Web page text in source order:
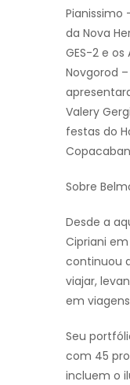
Pianissimo
da Nova
GES-2 e
Novgorod
Valery
festas do
Sobre
Desde a
Cipriani
continuou
viajar,
em
Seu
com 45
incluem o